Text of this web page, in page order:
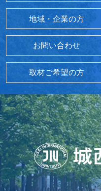
地域・企業の方
お問い合わせ
取材ご希望の方